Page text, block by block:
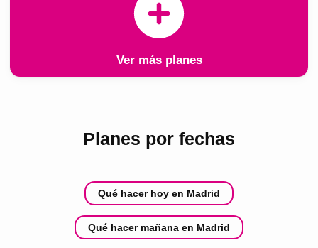
Ver más planes
Planes por fechas
Qué hacer hoy en Madrid
Qué hacer mañana en Madrid